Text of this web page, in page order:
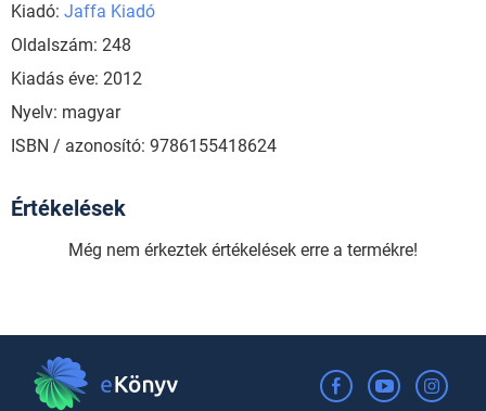
Kiadó: Jaffa Kiadó
Oldalszám: 248
Kiadás éve: 2012
Nyelv: magyar
ISBN / azonosító: 9786155418624
Értékelések
Még nem érkeztek értékelések erre a termékre!